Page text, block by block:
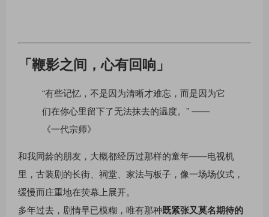
「鞭影之间，心有回响」
“有些记忆，不是因为清晰才难忘，而是因为它
们在你心里留下了无法抹去的温度。” ——
《一代宗师》
和我同龄的朋友，大概都经历过那样的童年——电视机
里，古装剧的长街、祠堂、家法与板子，像一场场仪式，
缓慢而庄重地在荧幕上展开。
多年过去，剧情早已模糊，唯有那种既紧张又莫名期待的